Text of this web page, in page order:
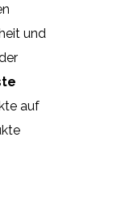
und
auf